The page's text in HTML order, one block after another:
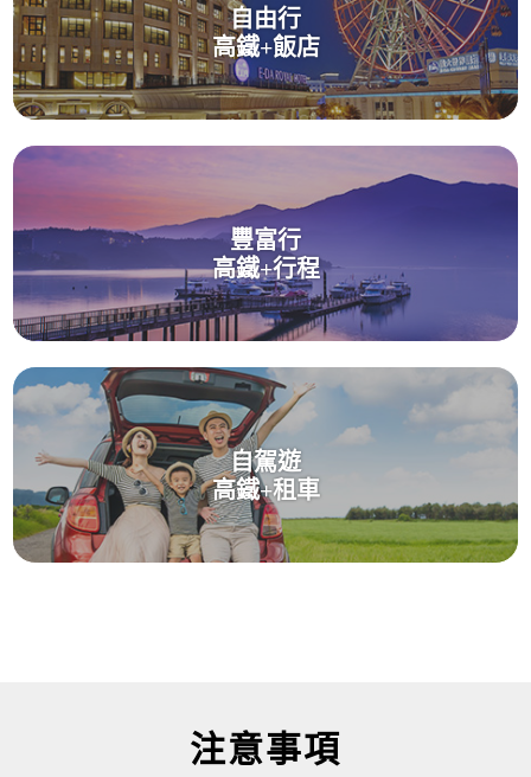
自由行
高鐵+飯店
豐富行
高鐵+行程
自駕遊
高鐵+租車
注意事項